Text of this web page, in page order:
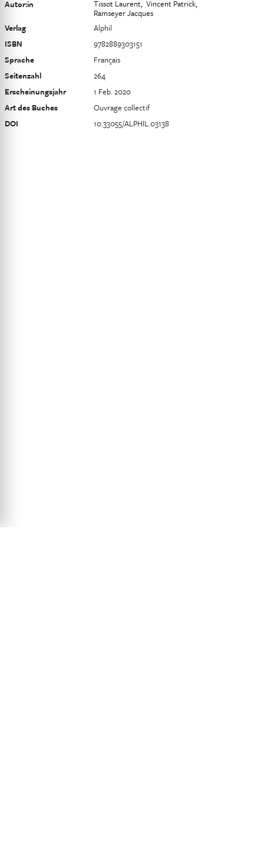
Autor:in Tissot Laurent Vincent Patrick
Ramseyer Jacques
Verlag
Alphil
ISBN
9782889303151
Sprache
Français
Seitenzahl
264
Erscheinungsjahr
1 Feb. 2020
Art des Buches
Ouvrage collectif
DOI
10.33055/ALPHIL.03138